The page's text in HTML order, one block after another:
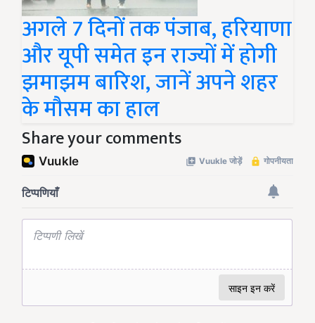
अगले 7 दिनों तक पंजाब, हरियाणा
और यूपी समेत इन राज्यों में होगी
झमाझम बारिश, जानें अपने शहर
के मौसम का हाल
Share your comments